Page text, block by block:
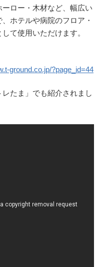
ロー・木材など、幅広い
ホテルや病院のフロア・
て使用いただけます。
ground.co.jp/?page_id=44
たま」でも紹介されまし